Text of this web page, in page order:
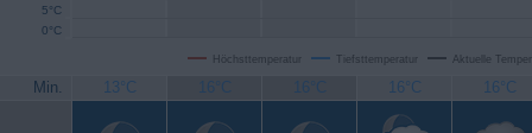
Höchsttemperatur Tiefsttemperatur Aktuelle
0°C
5°C
Min. 13°C 16°C 16°C 16°C 16°C